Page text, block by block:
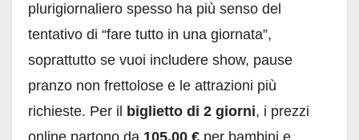
plurigiornaliero spesso ha più senso del
tentativo di “fare tutto in una giornata”,
soprattutto se vuoi includere show, pause
pranzo non frettolose e le attrazioni più
richieste. Per il
biglietto di 2 giorni, i prezzi